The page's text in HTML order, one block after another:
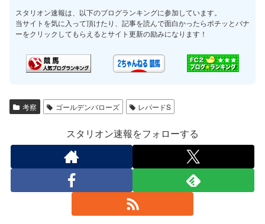
スタリオン速報は、以下のブログランキングに参加しています。
当サイトを気に入って頂けたり、記事を読んで面白かったらポチッとバナ
ーをクリックしてもらえるとサイト更新の励みになります！
考察 ゴールデンバローズ レパードS
スタリオン速報をフォローする